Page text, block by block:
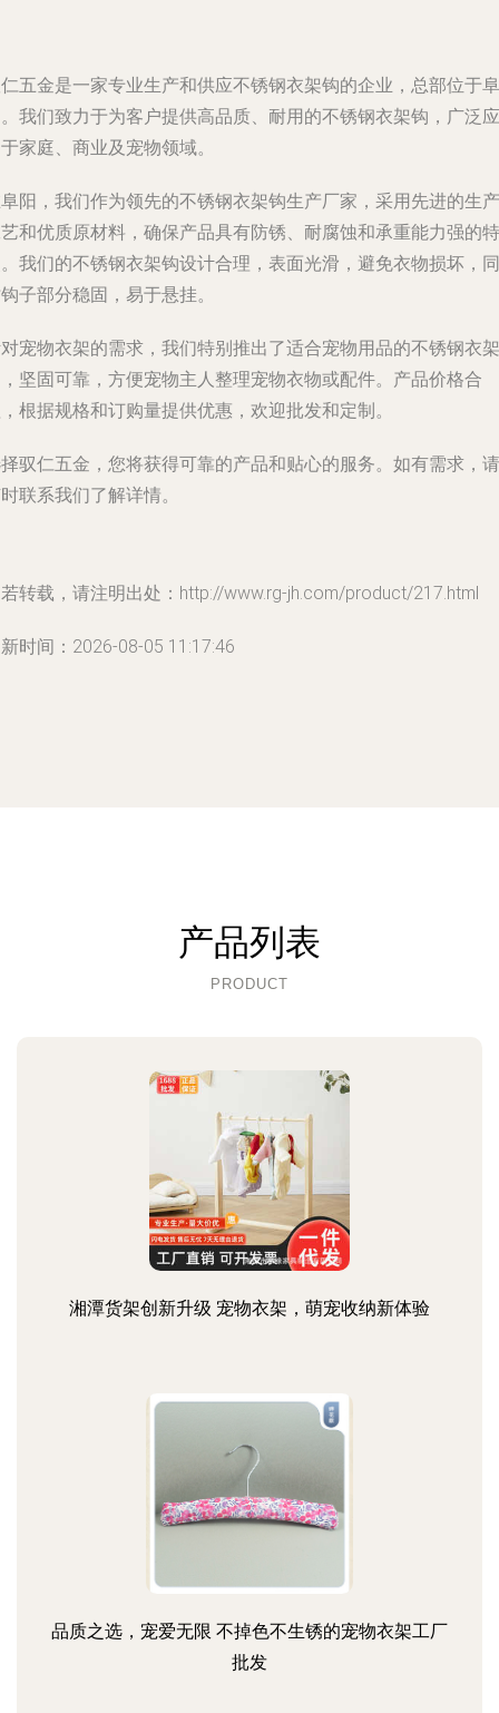
五金是一家专业生产和供应不锈钢衣架钩的企业，总部位于阜
我们致力于为客户提供高品质、耐用的不锈钢衣架钩，广泛应
家庭、商业及宠物领域。
阳，我们作为领先的不锈钢衣架钩生产厂家，采用先进的生产
和优质原材料，确保产品具有防锈、耐腐蚀和承重能力强的特
我们的不锈钢衣架钩设计合理，表面光滑，避免衣物损坏，同
子部分稳固，易于悬挂。
宠物衣架的需求，我们特别推出了适合宠物用品的不锈钢衣架
坚固可靠，方便宠物主人整理宠物衣物或配件。产品价格合
根据规格和订购量提供优惠，欢迎批发和定制。
驭仁五金，您将获得可靠的产品和贴心的服务。如有需求，请
联系我们了解详情。
转载，请注明出处：http://www.rg-jh.com/product/217.html
时间：2026-08-05 11:17:46
产品列表
PRODUCT
湘潭货架创新升级 宠物衣架，萌宠收纳新体验
品质之选，宠爱无限 不掉色不生锈的宠物衣架工厂
批发